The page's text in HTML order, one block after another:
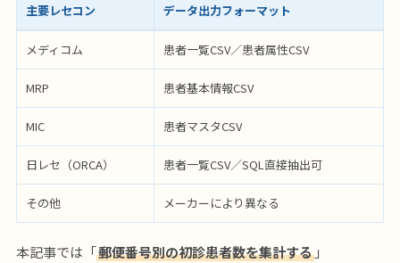
主要レセコン データ出力フォーマット
メディコム 患者一覧CSV／患者属性CSV
MRP 患者基本情報CSV
MIC 患者マスタCSV
日レセ（ORCA） 患者一覧CSV／SQL直接抽出可
その他 メーカーにより異なる
本記事では「郵便番号別の初診患者数を集計する 」